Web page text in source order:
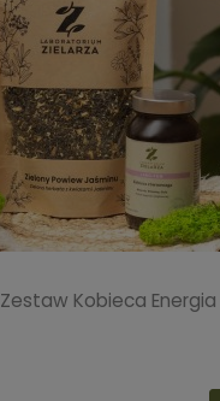
Zestaw Kobieca Energia